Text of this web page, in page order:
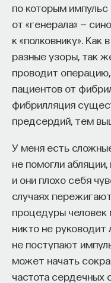
по которым
от «генерала» —
к «полковнику».
разные узоры, так
проводит
пациентов от
фибрилляция
предсердий, тем
У меня есть
не помогли
и они плохо себя
случаях
процедуры
никто не
не поступают
может начать
частота